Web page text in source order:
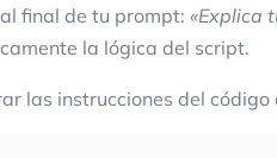
final de tu prompt:«Explica
la lógica del script.
las instrucciones del código